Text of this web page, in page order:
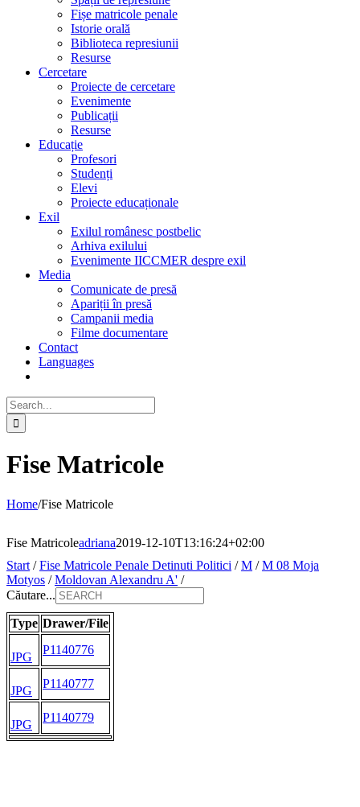
Fișe matricole penale
Istorie orală
Biblioteca represiunii
Resurse
Cercetare
Proiecte de cercetare
Evenimente
Publicații
Resurse
Educație
Profesori
Studenți
Elevi
Proiecte educaționale
Exil
Exilul românesc postbelic
Arhiva exilului
Evenimente IICCMER despre exil
Media
Comunicate de presă
Apariții în presă
Campanii media
Filme documentare
Contact
Languages
Search
for:
Fise Matricole
Home/Fise Matricole
Fise Matricoleadriana2019-12-10T13:16:24+02:00
Start /Fise Matricole Penale Detinuti Politici /M /M 08 Moja
Motyos /Moldovan Alexandru A' /
Căutare...
Type Drawer/File
JPG
P1140776
JPG
P1140777
JPG
P1140779